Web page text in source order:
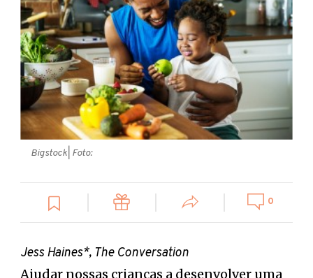
Bigstock | Foto:
0
Jess Haines*, The Conversation
Ajudar nossas crianças a desenvolver uma